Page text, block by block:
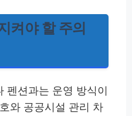
켜야 할 주의
펜션과는 운영 방식이
와 공공시설 관리 차